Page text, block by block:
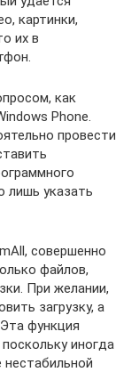
картинки,
их в
как
Phone.
провести
лишь указать
совершенно
файлов,
При желании,
загрузку, а
функция
иногда
нестабильной